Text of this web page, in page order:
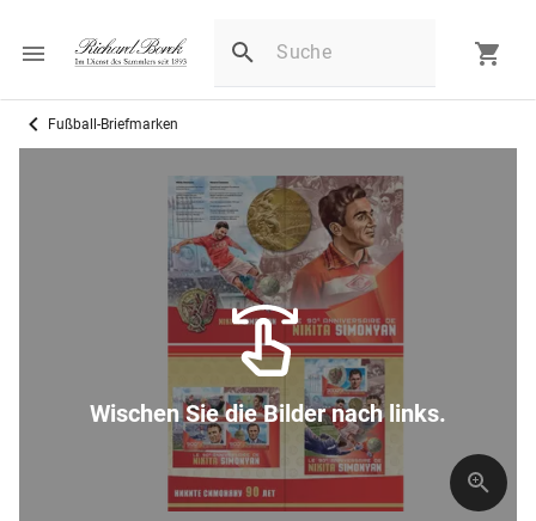
Fußball-Briefmarken
Wischen Sie die Bilder nach links.